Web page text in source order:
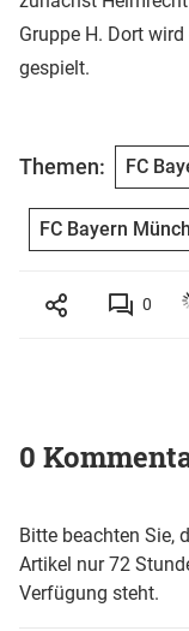
Gruppe H. Dort
gespielt.
Themen: FC
FC Bayern
0
0
Bitte beachten Sie,
Artikel nur 72
Verfügung steht.